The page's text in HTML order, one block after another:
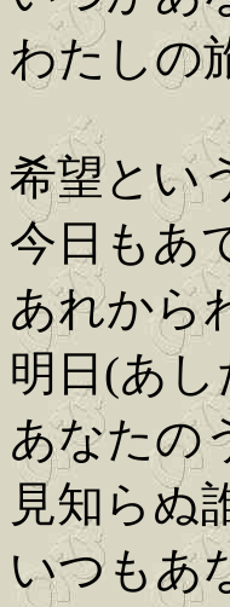
わたしの
希望とい
今日もあ
あれから
明日(あ
あなたの
見知ら
いつもあ